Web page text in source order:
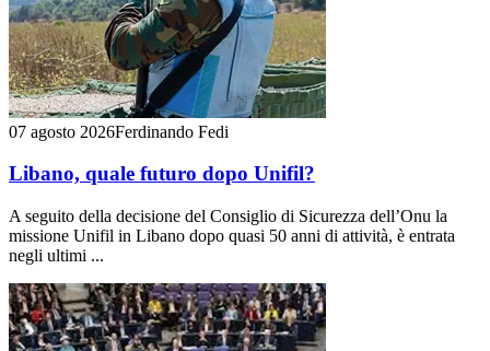
07 agosto 2026Ferdinando Fedi
Libano, quale futuro dopo Unifil?
A seguito della decisione del Consiglio di Sicurezza dell’Onu la
missione Unifil in Libano dopo quasi 50 anni di attività, è entrata
negli ultimi ...